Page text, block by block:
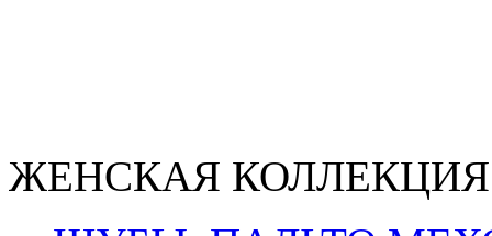
ЖЕНСКАЯ КОЛЛЕКЦИЯ